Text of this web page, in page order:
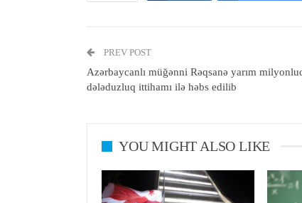
PREV POST
Azərbaycanlı müğənni Rəqsanə yarım
dələduzluq ittihamı ilə həbs edilib
YOU MIGHT ALSO LIKE